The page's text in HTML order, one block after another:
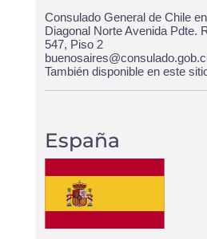
Consulado General de Chile
Diagonal Norte Avenida Pdte.
547, Piso 2
También disponibleen este
España